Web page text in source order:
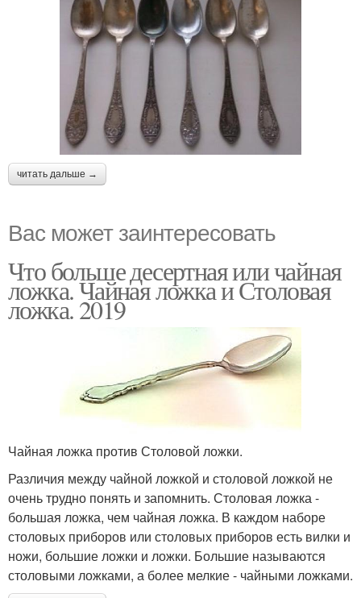
читать дальше →
Вас может заинтересовать
Что больше десертная или чайная
ложка. Чайная ложка и Столовая
ложка. 2019
Чайная ложка против Столовой ложки.
Различия между чайной ложкой и столовой ложкой не
очень трудно понять и запомнить. Столовая ложка -
большая ложка, чем чайная ложка. В каждом наборе
столовых приборов или столовых приборов есть вилки и
ножи, большие ложки и ложки. Большие называются
столовыми ложками, а более мелкие - чайными ложками.